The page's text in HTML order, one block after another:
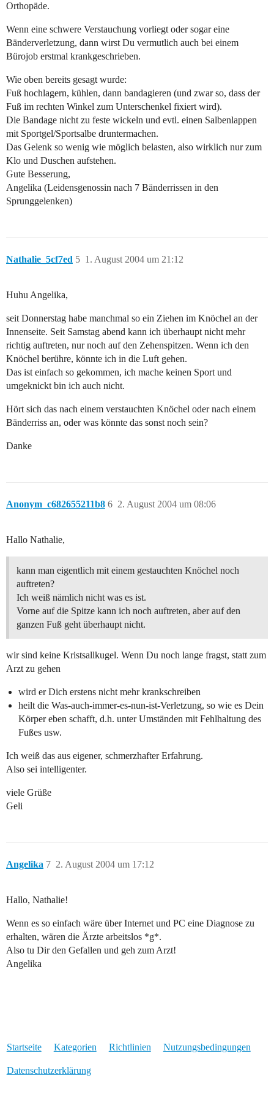
Orthopäde.
Wenn eine schwere Verstauchung vorliegt oder sogar eine
Bänderverletzung, dann wirst Du vermutlich auch bei einem
Bürojob erstmal krankgeschrieben.
Wie oben bereits gesagt wurde:
Fuß hochlagern, kühlen, dann bandagieren (und zwar so, dass der
Fuß im rechten Winkel zum Unterschenkel fixiert wird).
Die Bandage nicht zu feste wickeln und evtl. einen Salbenlappen
mit Sportgel/Sportsalbe druntermachen.
Das Gelenk so wenig wie möglich belasten, also wirklich nur zum
Klo und Duschen aufstehen.
Gute Besserung,
Angelika (Leidensgenossin nach 7 Bänderrissen in den
Sprunggelenken)
Nathalie_5cf7ed 1. August 2004 um 21:12
5
Huhu Angelika,
seit Donnerstag habe manchmal so ein Ziehen im Knöchel an der
Innenseite. Seit Samstag abend kann ich überhaupt nicht mehr
richtig auftreten, nur noch auf den Zehenspitzen. Wenn ich den
Knöchel berühre, könnte ich in die Luft gehen.
Das ist einfach so gekommen, ich mache keinen Sport und
umgeknickt bin ich auch nicht.
Hört sich das nach einem verstauchten Knöchel oder nach einem
Bänderriss an, oder was könnte das sonst noch sein?
Danke
Anonym_c682655211b8 2. August 2004 um 08:06
6
Hallo Nathalie,
kann man eigentlich mit einem gestauchten Knöchel noch
auftreten?
Ich weiß nämlich nicht was es ist.
Vorne auf die Spitze kann ich noch auftreten, aber auf den
ganzen Fuß geht überhaupt nicht.
wir sind keine Kristsallkugel. Wenn Du noch lange fragst, statt zum
Arzt zu gehen
wird er Dich erstens nicht mehr krankschreiben
heilt die Was-auch-immer-es-nun-ist-Verletzung, so wie es Dein
Körper eben schafft, d.h. unter Umständen mit Fehlhaltung des
Fußes usw.
Ich weiß das aus eigener, schmerzhafter Erfahrung.
Also sei intelligenter.
viele Grüße
Geli
Angelika 2. August 2004 um 17:12
7
Hallo, Nathalie!
Wenn es so einfach wäre über Internet und PC eine Diagnose zu
erhalten, wären die Ärzte arbeitslos *g*.
Also tu Dir den Gefallen und geh zum Arzt!
Angelika
Startseite Kategorien Richtlinien Nutzungsbedingungen
Datenschutzerklärung